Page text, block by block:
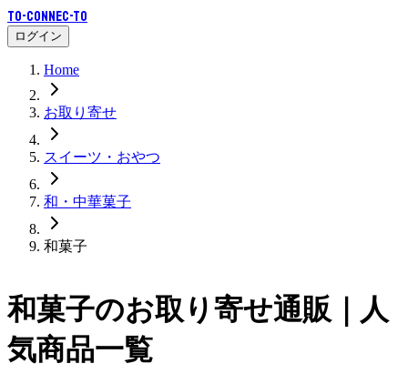
To-Connec-TO
ログイン
Home
お取り寄せ
スイーツ・おやつ
和・中華菓子
和菓子
和菓子のお取り寄せ通販｜人
気商品一覧